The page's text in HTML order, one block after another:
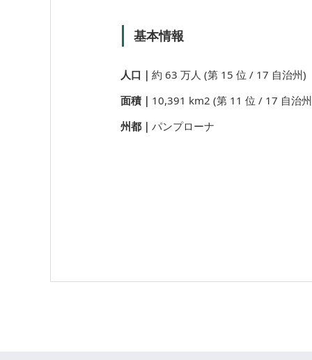
基本情報
人口｜ 約 63 万人 (第 15 位 / 17 自治州)
面積｜ 10,391 km2 (第 11 位 / 17 自治
州都｜ パンプローナ